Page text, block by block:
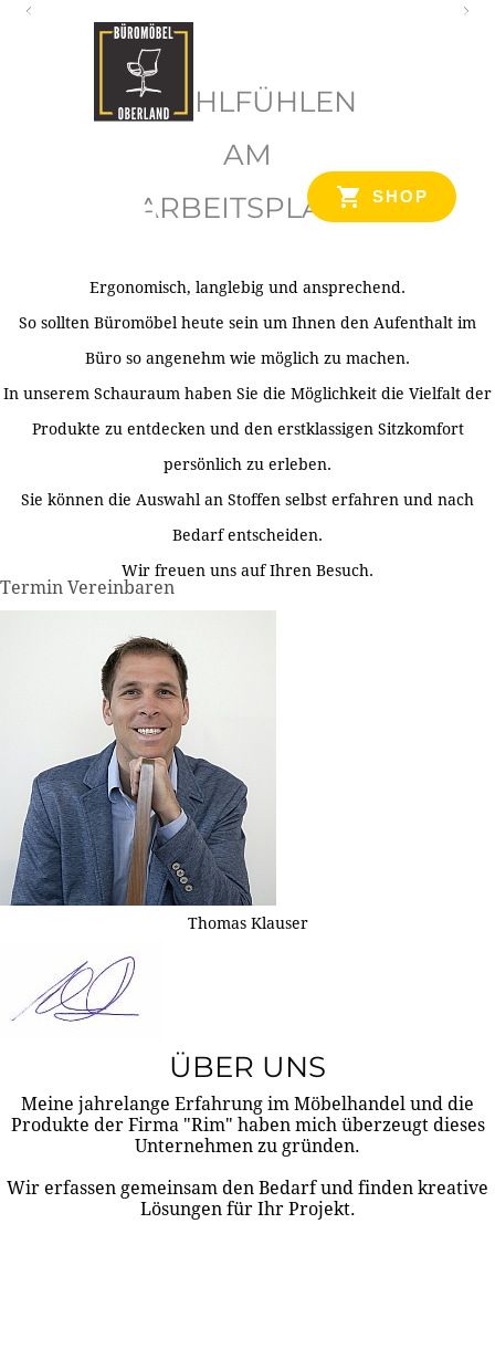
SHOP
WOHLFÜHLEN
AM
ARBEITSPLATZ
Ergonomisch, langlebig und ansprechend.
So sollten Büromöbel heute sein um Ihnen den Aufenthalt im
Büro so angenehm wie möglich zu machen.
In unserem Schauraum haben Sie die Möglichkeit die Vielfalt der
Produkte zu entdecken und den erstklassigen Sitzkomfort
persönlich zu erleben.
Sie können die Auswahl an Stoffen selbst erfahren und nach
Bedarf entscheiden.
Wir freuen uns auf Ihren Besuch.
Termin Vereinbaren
Thomas Klauser
ÜBER UNS
Meine jahrelange Erfahrung im Möbelhandel und die
Produkte der Firma "Rim" haben mich überzeugt dieses
Unternehmen zu gründen.
Wir erfassen gemeinsam den Bedarf und finden kreative
Lösungen für Ihr Projekt.